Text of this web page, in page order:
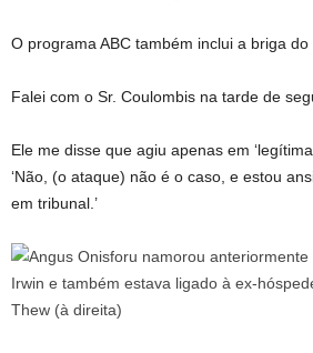
O programa ABC também inclui a briga do
Falei com o Sr. Coulombis na tarde de
Ele me disse que agiu apenas em
‘Não, (o ataque) não é o caso, e estou
em tribunal.’